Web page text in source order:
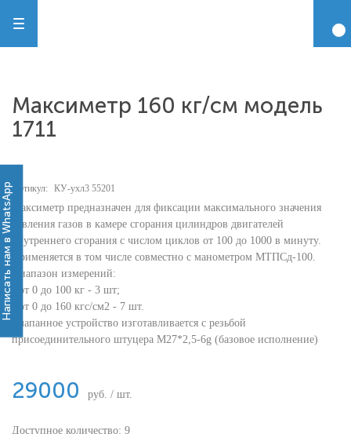
Максиметр 160 кг/см модель
1711
Артикул: КУ-ухл3 55201
Максиметр предназначен для фиксации максимального значения
давления газов в камере сгорания цилиндров двигателей
внутреннего сгорания с числом циклов от 100 до 1000 в минуту.
Применяется в том числе совместно с манометром МТПСд-100.
Диапазон измерений:
- от 0 до 100 кг - 3 шт;
- от 0 до 160 кгс/см2 - 7 шт.
Клапанное устройство изготавливается с резьбой
присоединительного штуцера М27*2,5-6g (базовое исполнение)
29000 руб. / шт.
Доступное количество: 9
Написать нам в WhatsApp